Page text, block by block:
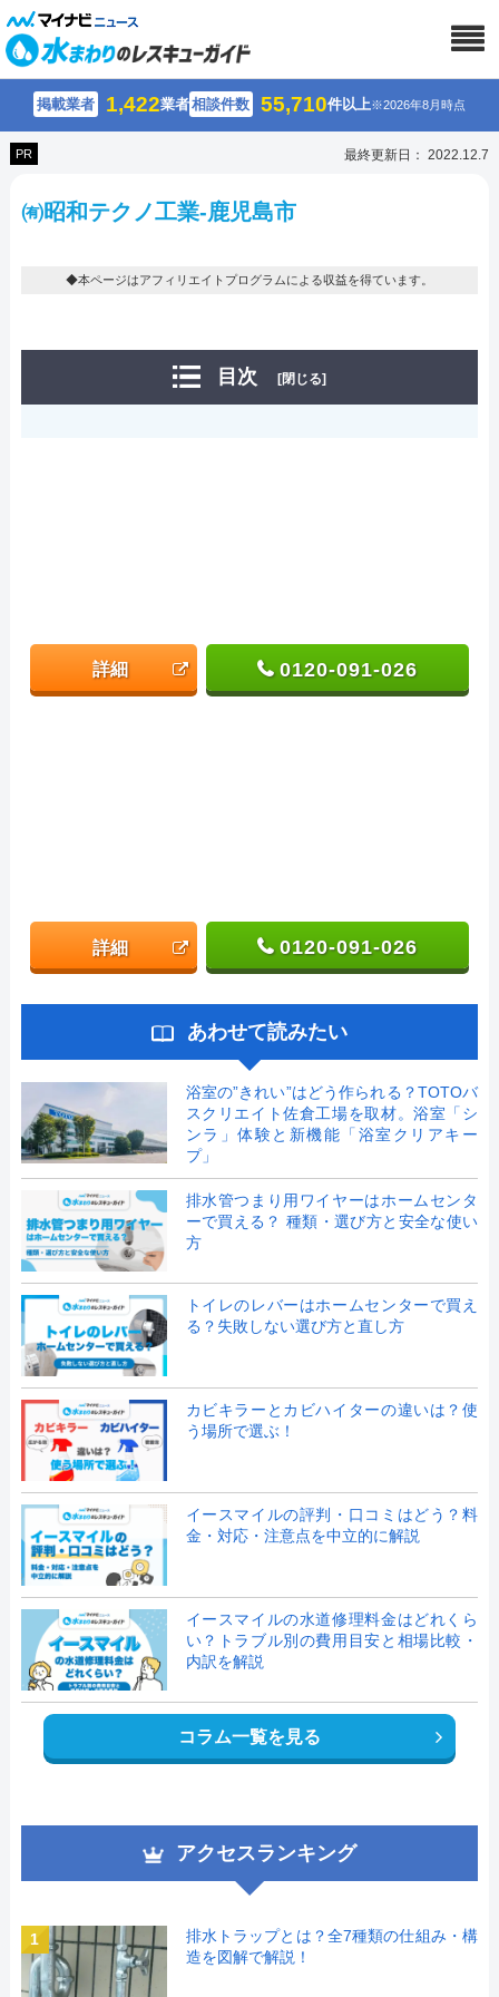
掲載業者 1,422業者相談件数 55,710件以上※2026年8月時点
PR 最終更新日： 2022.12.7
㈲昭和テクノ工業-鹿児島市
◆本ページはアフィリエイトプログラムによる収益を得ています。
目次 [閉じる]
詳細 0120-091-026
詳細 0120-091-026
あわせて読みたい
浴室の”きれい”はどう作られる？TOTOバ
スクリエイト佐倉工場を取材。浴室「シ
ンラ」体験と新機能「浴室クリアキー
プ」
排水管つまり用ワイヤーはホームセンタ
ーで買える？ 種類・選び方と安全な使い
方
トイレのレバーはホームセンターで買え
る？失敗しない選び方と直し方
カビキラーとカビハイターの違いは？使
う場所で選ぶ！
イースマイルの評判・口コミはどう？料
金・対応・注意点を中立的に解説
イースマイルの水道修理料金はどれくら
い？トラブル別の費用目安と相場比較・
内訳を解説
コラム一覧を見る
アクセスランキング
1
排水トラップとは？全7種類の仕組み・構
造を図解で解説！